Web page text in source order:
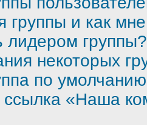
группы и как
лидером группы?
некоторых
по
ссылка «Наша